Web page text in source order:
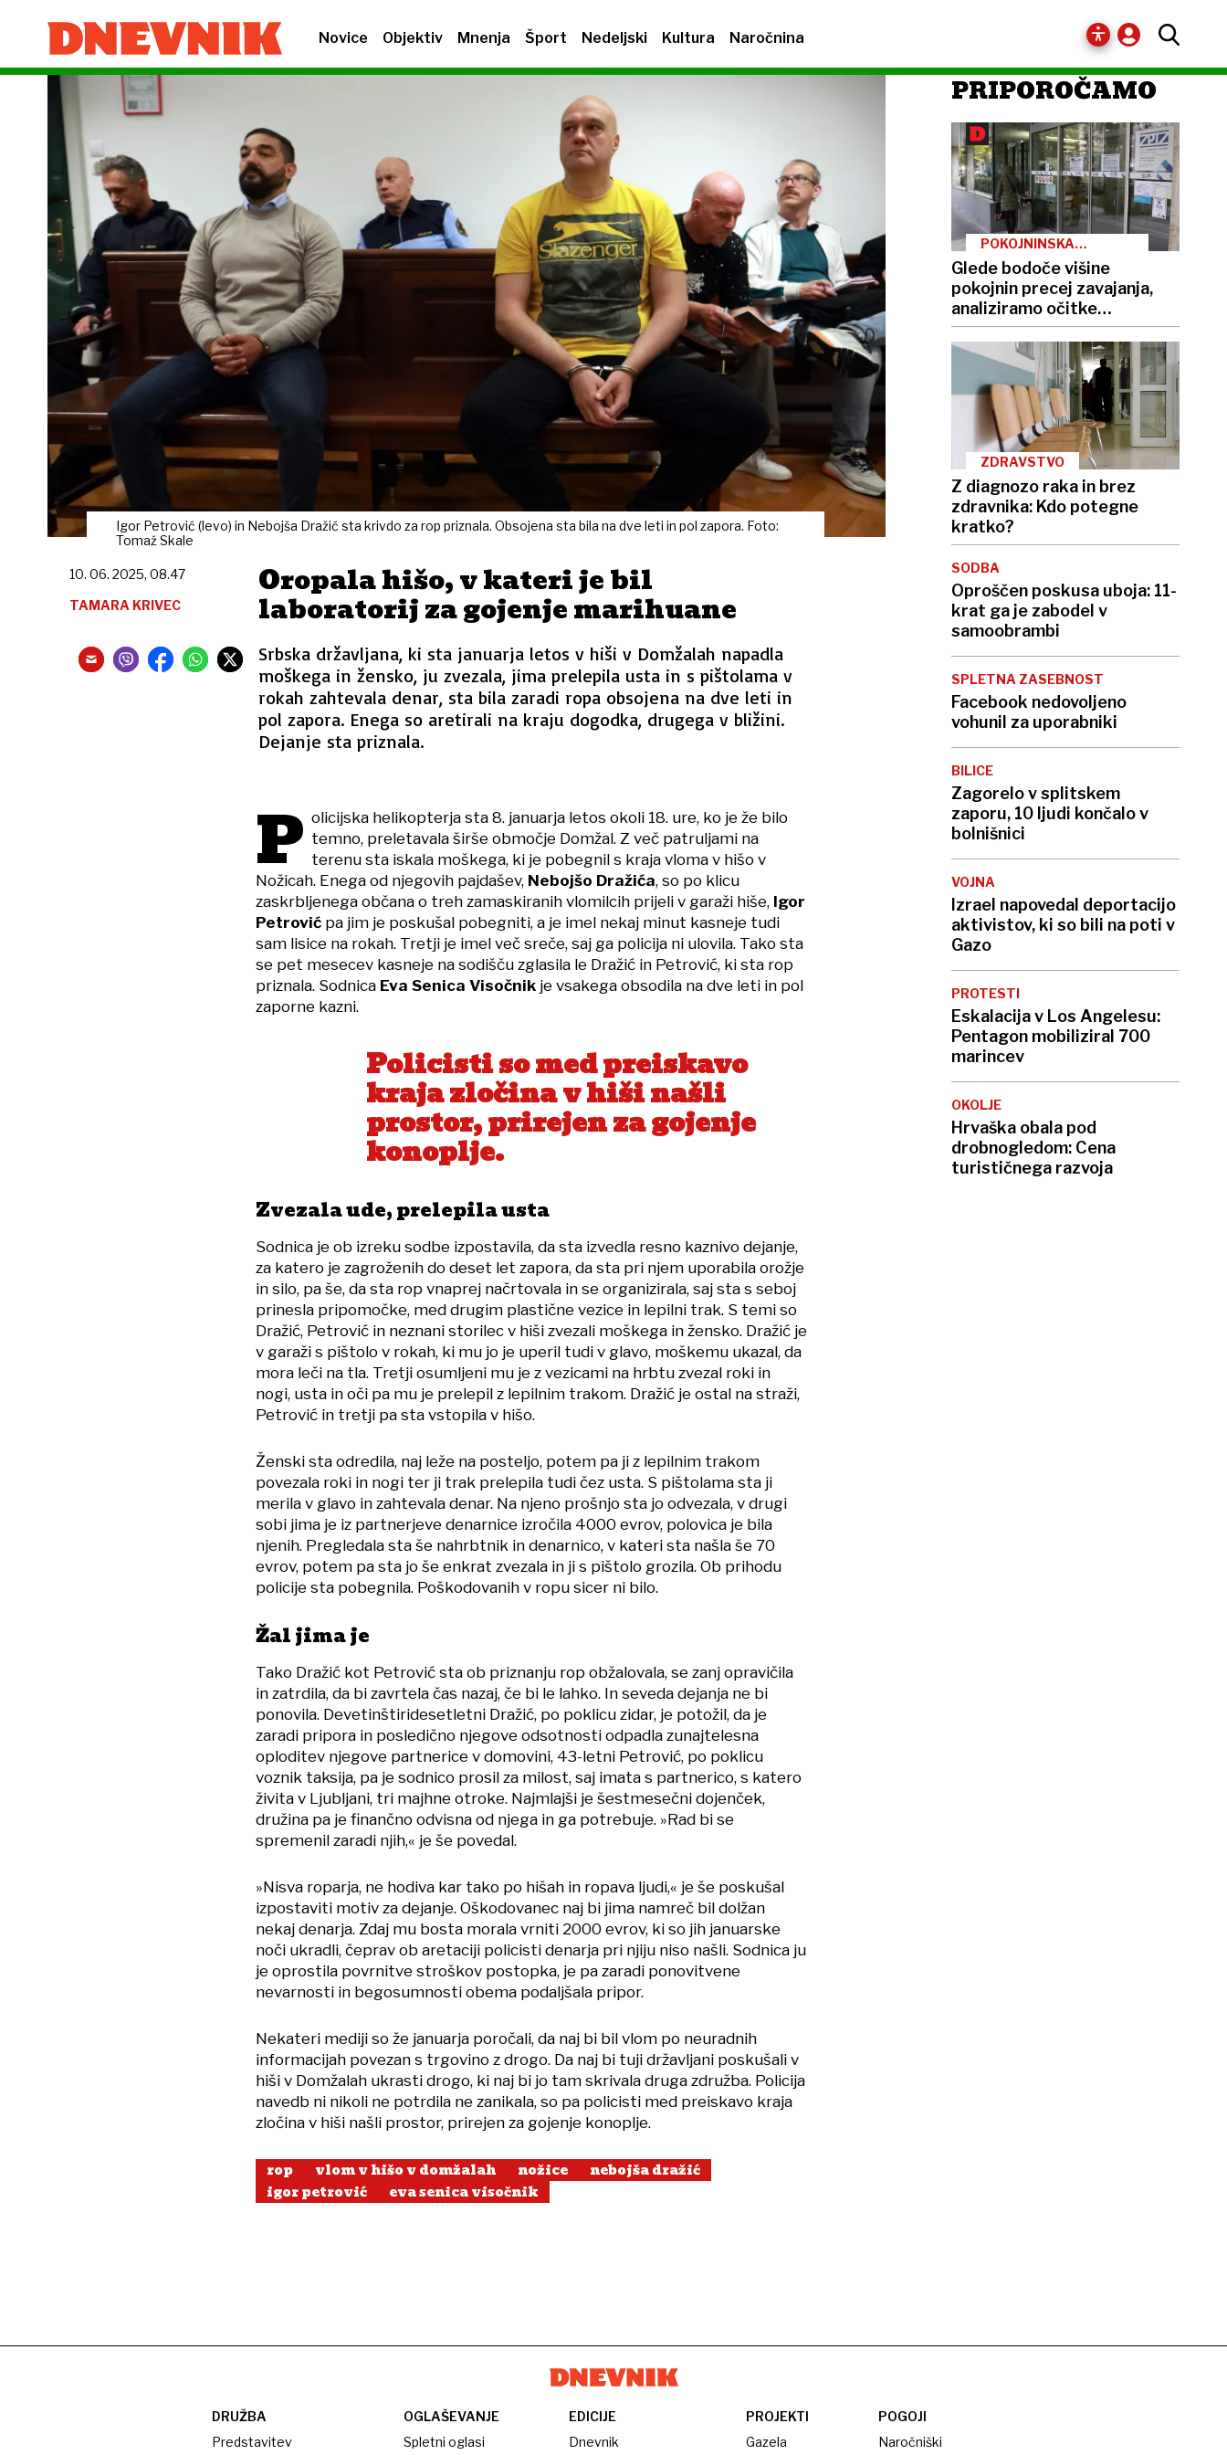
Novice Objektiv Mnenja Šport Nedeljski Kultura Naročnina
Igor Petrović (levo) in Nebojša Dražić sta krivdo za rop priznala. Obsojena sta bila na dve leti in pol zapora. Foto:
Tomaž Skale
Oropala hišo, v kateri je bil
laboratorij za gojenje marihuane
Srbska državljana, ki sta januarja letos v hiši v Domžalah napadla
moškega in žensko, ju zvezala, jima prelepila usta in s pištolama v
rokah zahtevala denar, sta bila zaradi ropa obsojena na dve leti in
pol zapora. Enega so aretirali na kraju dogodka, drugega v bližini.
Dejanje sta priznala.
10. 06. 2025, 08.47
TAMARA KRIVEC
P olicijska helikopterja sta 8. januarja letos okoli 18. ure, ko je že bilo
temno, preletavala širše območje Domžal. Z več patruljami na
terenu sta iskala moškega, ki je pobegnil s kraja vloma v hišo v
Nožicah. Enega od njegovih pajdašev, Nebojšo Dražića, so po klicu
zaskrbljenega občana o treh zamaskiranih vlomilcih prijeli v garaži hiše, Igor
Petrović pa jim je poskušal pobegniti, a je imel nekaj minut kasneje tudi
sam lisice na rokah. Tretji je imel več sreče, saj ga policija ni ulovila. Tako sta
se pet mesecev kasneje na sodišču zglasila le Dražić in Petrović, ki sta rop
priznala. Sodnica Eva Senica Visočnik je vsakega obsodila na dve leti in pol
zaporne kazni.
Policisti so med preiskavo
kraja zločina v hiši našli
prostor, prirejen za gojenje
konoplje.
Zvezala ude, prelepila usta
Sodnica je ob izreku sodbe izpostavila, da sta izvedla resno kaznivo dejanje,
za katero je zagroženih do deset let zapora, da sta pri njem uporabila orožje
in silo, pa še, da sta rop vnaprej načrtovala in se organizirala, saj sta s seboj
prinesla pripomočke, med drugim plastične vezice in lepilni trak. S temi so
Dražić, Petrović in neznani storilec v hiši zvezali moškega in žensko. Dražić je
v garaži s pištolo v rokah, ki mu jo je uperil tudi v glavo, moškemu ukazal, da
mora leči na tla. Tretji osumljeni mu je z vezicami na hrbtu zvezal roki in
nogi, usta in oči pa mu je prelepil z lepilnim trakom. Dražić je ostal na straži,
Petrović in tretji pa sta vstopila v hišo.
Ženski sta odredila, naj leže na posteljo, potem pa ji z lepilnim trakom
povezala roki in nogi ter ji trak prelepila tudi čez usta. S pištolama sta ji
merila v glavo in zahtevala denar. Na njeno prošnjo sta jo odvezala, v drugi
sobi jima je iz partnerjeve denarnice izročila 4000 evrov, polovica je bila
njenih. Pregledala sta še nahrbtnik in denarnico, v kateri sta našla še 70
evrov, potem pa sta jo še enkrat zvezala in ji s pištolo grozila. Ob prihodu
policije sta pobegnila. Poškodovanih v ropu sicer ni bilo.
Žal jima je
Tako Dražić kot Petrović sta ob priznanju rop obžalovala, se zanj opravičila
in zatrdila, da bi zavrtela čas nazaj, če bi le lahko. In seveda dejanja ne bi
ponovila. Devetinštiridesetletni Dražić, po poklicu zidar, je potožil, da je
zaradi pripora in posledično njegove odsotnosti odpadla zunajtelesna
oploditev njegove partnerice v domovini, 43-letni Petrović, po poklicu
voznik taksija, pa je sodnico prosil za milost, saj imata s partnerico, s katero
živita v Ljubljani, tri majhne otroke. Najmlajši je šestmesečni dojenček,
družina pa je finančno odvisna od njega in ga potrebuje. »Rad bi se
spremenil zaradi njih,« je še povedal.
»Nisva roparja, ne hodiva kar tako po hišah in ropava ljudi,« je še poskušal
izpostaviti motiv za dejanje. Oškodovanec naj bi jima namreč bil dolžan
nekaj denarja. Zdaj mu bosta morala vrniti 2000 evrov, ki so jih januarske
noči ukradli, čeprav ob aretaciji policisti denarja pri njiju niso našli. Sodnica ju
je oprostila povrnitve stroškov postopka, je pa zaradi ponovitvene
nevarnosti in begosumnosti obema podaljšala pripor.
Nekateri mediji so že januarja poročali, da naj bi bil vlom po neuradnih
informacijah povezan s trgovino z drogo. Da naj bi tuji državljani poskušali v
hiši v Domžalah ukrasti drogo, ki naj bi jo tam skrivala druga združba. Policija
navedb ni nikoli ne potrdila ne zanikala, so pa policisti med preiskavo kraja
zločina v hiši našli prostor, prirejen za gojenje konoplje.
rop vlom v hišo v domžalah nožice
nebojša dražić
igor petrović
eva senica visočnik
PRIPOROČAMO
POKOJNINSKA
REFORMA
Glede bodoče višine
pokojnin precej zavajanja,
analiziramo očitke
nasprotnikov
ZDRAVSTVO
Z diagnozo raka in brez
zdravnika: Kdo potegne
kratko?
SODBA
Oproščen poskusa uboja: 11-
krat ga je zabodel v
samoobrambi
SPLETNA ZASEBNOST
Facebook nedovoljeno
vohunil za uporabniki
BILICE
Zagorelo v splitskem
zaporu, 10 ljudi končalo v
bolnišnici
VOJNA
Izrael napovedal deportacijo
aktivistov, ki so bili na poti v
Gazo
PROTESTI
Eskalacija v Los Angelesu:
Pentagon mobiliziral 700
marincev
OKOLJE
Hrvaška obala pod
drobnogledom: Cena
turističnega razvoja
DRUŽBA
Predstavitev
OGLAŠEVANJE
Spletni oglasi
EDICIJE
Dnevnik
PROJEKTI
Gazela
POGOJI
Naročniški